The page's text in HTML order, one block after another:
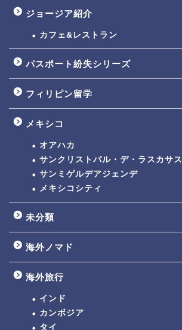
ジョージア紹介
カフェ&レストラン
パスポート紛失シリーズ
フィリピン留学
メキシコ
オアハカ
サンクリストバル・デ・ラスカサス
サンミゲルデアジェンデ
メキシコシティ
未分類
海外ノマド
海外旅行
インド
カンボジア
タイ